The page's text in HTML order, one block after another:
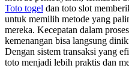
Toto togel dan toto slot
untuk memilih metode yang
mereka. Kecepatan dalam
kemenangan bisa langsung
Dengan sistem transaksi yang
toto menjadi lebih praktis dan